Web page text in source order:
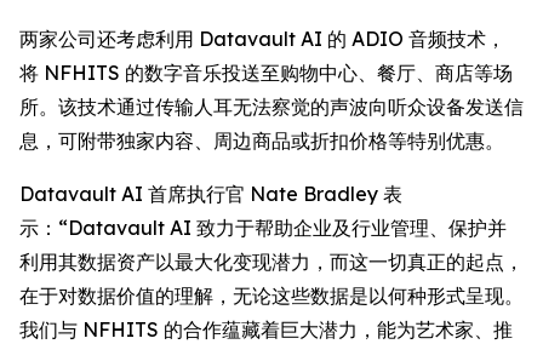
两家公司还考虑利用 Datavault AI 的 ADIO 音频技术，
将 NFHITS 的数字音乐投送至购物中心、餐厅、商店等场
所。该技术通过传输人耳无法察觉的声波向听众设备发送信
息，可附带独家内容、周边商品或折扣价格等特别优惠。
Datavault AI 首席执行官 Nate Bradley 表
示：“Datavault AI 致力于帮助企业及行业管理、保护并
利用其数据资产以最大化变现潜力，而这一切真正的起点，
在于对数据价值的理解，无论这些数据是以何种形式呈现。
我们与 NFHITS 的合作蕴藏着巨大潜力，能为艺术家、推